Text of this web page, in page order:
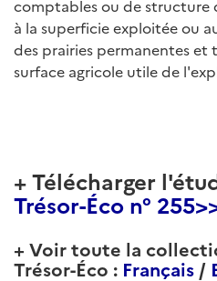
comptables ou de
à la superficie exploitée ou
des prairies permanentes et
surface agricole utile de
+ Télécharger
Trésor-Éco n°
+ Voir toute la
Trésor-Éco : Français /